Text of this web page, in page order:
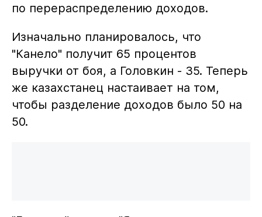
по перераспределению доходов.
Изначально планировалось, что
"Канело" получит 65 процентов
выручки от боя, а Головкин - 35. Теперь
же казахстанец настаивает на том,
чтобы разделение доходов было 50 на
50.